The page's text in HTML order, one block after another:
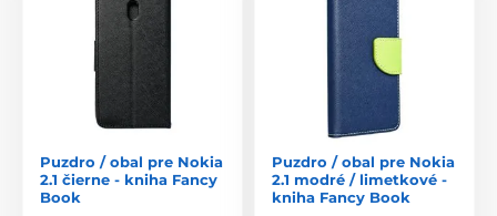
Puzdro / obal pre Nokia
2.1 čierne - kniha Fancy
Book
Puzdro / obal pre Nokia
2.1 modré / limetkové -
kniha Fancy Book